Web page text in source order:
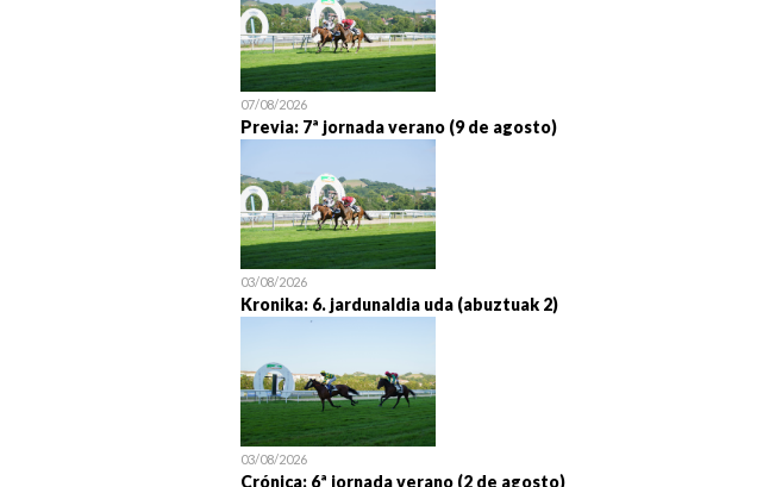
07/08/2026
Previa: 7ª jornada verano (9 de agosto)
03/08/2026
Kronika: 6. jardunaldia uda (abuztuak 2)
03/08/2026
Crónica: 6ª jornada verano (2 de agosto)